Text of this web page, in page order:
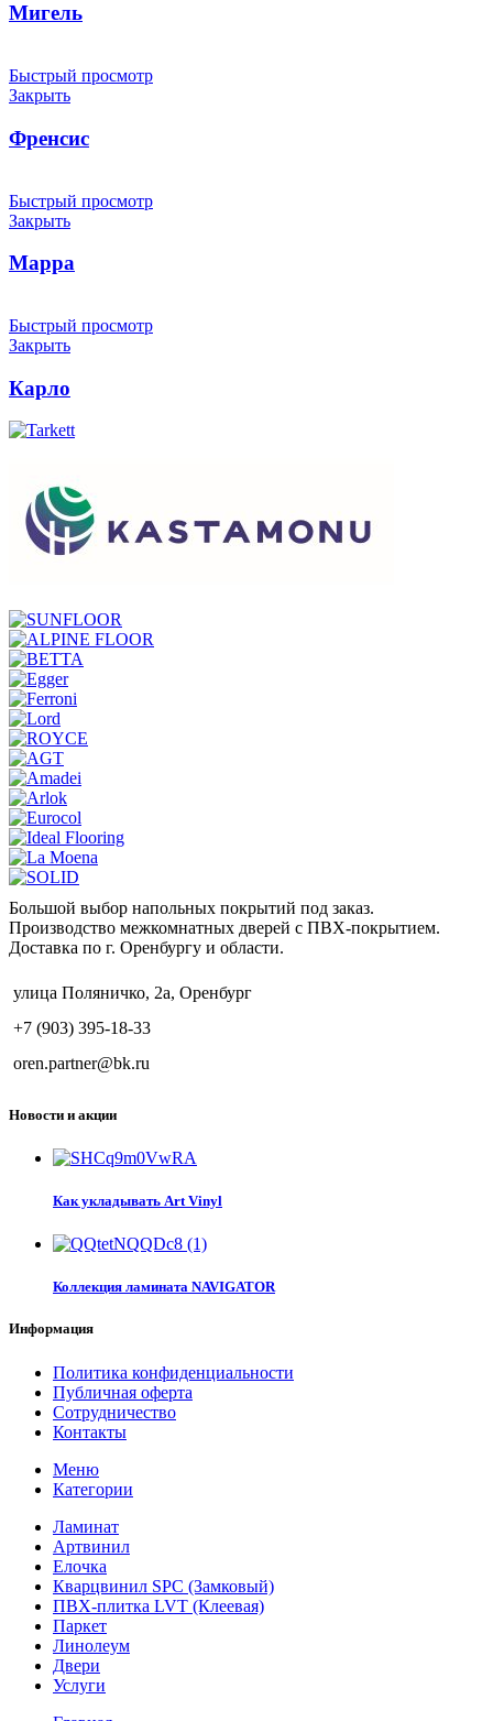
Мигель
Быстрый просмотр
Закрыть
Френсис
Быстрый просмотр
Закрыть
Марра
Быстрый просмотр
Закрыть
Карло
Большой выбор напольных покрытий под заказ.
Производство межкомнатных дверей с ПВХ-покрытием.
Доставка по г. Оренбургу и области.
улица Поляничко, 2а, Оренбург
+7 (903) 395-18-33
oren.partner@bk.ru
Новости и акции
Как укладывать Art Vinyl
Коллекция ламината NAVIGATOR
Информация
Политика конфиденциальности
Публичная оферта
Сотрудничество
Контакты
Меню
Категории
Ламинат
Артвинил
Елочка
Кварцвинил SPC (Замковый)
ПВХ-плитка LVT (Клеевая)
Паркет
Линолеум
Двери
Услуги